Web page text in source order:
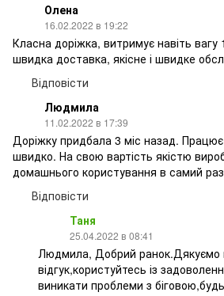
Олена
16.02.2022 в 19:22
Класна доріжка, витримує навіть вагу
швидка доставка, якісне і швидке
Відповісти
Людмила
11.02.2022 в 17:39
Доріжку придбала 3 міс назад.
швидко. На свою вартість якістю
домашнього користування в самий
Відповісти
Таня
25.04.2022 в 08:41
Людмила, Добрий ранок.Дякуємо
відгук,користуйтесь із
виникати проблеми з